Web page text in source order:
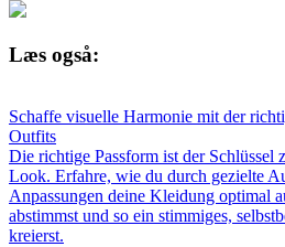
Læs også:
Schaffe visuelle Harmonie mit der
Outfits
Die richtige Passform ist der Schlüssel
Look. Erfahre, wie du durch gezielte
Anpassungen deine Kleidung optimal
abstimmst und so ein stimmiges,
kreierst.